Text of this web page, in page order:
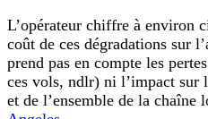
L’opérateur chiffre à environ
coût de ces dégradations sur
prend pas en compte les
ces vols, ndlr) ni l’impact sur
et de l’ensemble de la chaîne